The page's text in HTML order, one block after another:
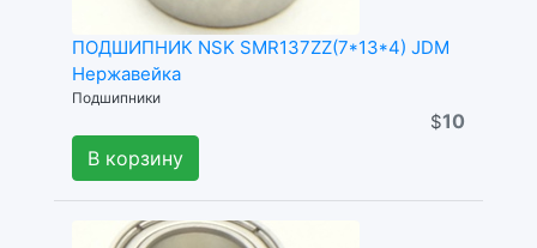
ПОДШИПНИК NSK SMR137ZZ(7*13*4) JDM
Нержавейка
Подшипники
$10
В корзину